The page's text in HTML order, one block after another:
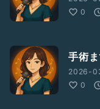
0
手術ま
2026-
0